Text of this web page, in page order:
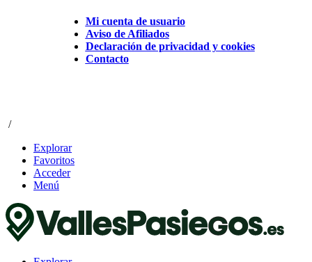
Mi cuenta de usuario
Aviso de Afiliados
Declaración de privacidad y cookies
Contacto
/
Explorar
Favoritos
Acceder
Menú